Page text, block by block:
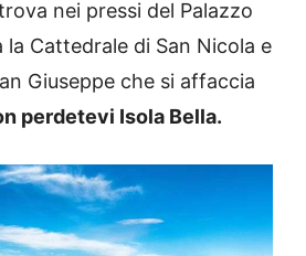
nei pressi del Palazzo
la Cattedrale di San Nicola e
Giuseppe che si affaccia
perdetevi Isola Bella.